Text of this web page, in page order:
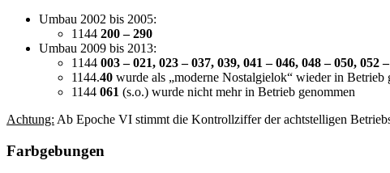
Umbau 2002 bis 2005:
1144 200 – 290
Umbau 2009 bis 2013:
1144 003 – 021, 023 – 037, 039, 041 – 046, 048 – 050, 052
1144.40 wurde als „moderne Nostalgielok“ wieder in Betrieb
1144 061 (s.o.) wurde nicht mehr in Betrieb genommen
Achtung: Ab Epoche VI stimmt die Kontrollziffer der achtstelligen
Farbgebungen